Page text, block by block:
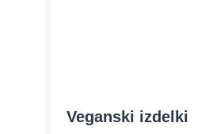
Veganski izdelki